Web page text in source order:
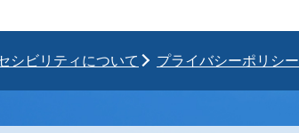
シビリティについて プライバシーポリシー